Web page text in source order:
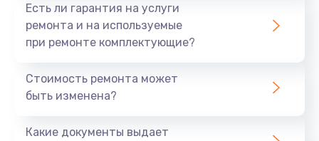
1400 руб.
Заказать
Ремонт платы усилителя
Есть ли гарантия на услуги
ремонта и на используемые
при ремонте комплектующие?
Стоимость ремонта может
быть изменена?
Какие документы выдает